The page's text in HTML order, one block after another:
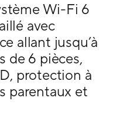
Wi-Fi 6
avec
allant jusqu’à
de 6 pièces,
protection à
parentaux et